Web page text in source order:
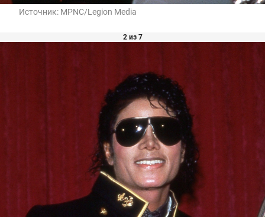
Источник: MPNC/Legion Media
2 из 7